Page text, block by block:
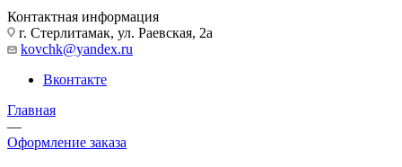
Контактная информация
г. Стерлитамак, ул. Раевская, 2а
kovchk@yandex.ru
Вконтакте
Главная
—
Оформление заказа